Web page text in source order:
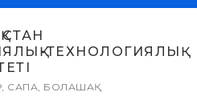
ТЕХНОЛОГИЯЛЫҚ
САПА, БОЛАШАҚ